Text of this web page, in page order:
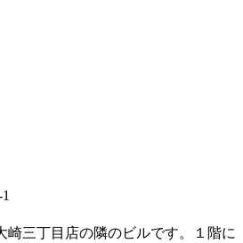
崎三丁目店の隣のビルです。１階に